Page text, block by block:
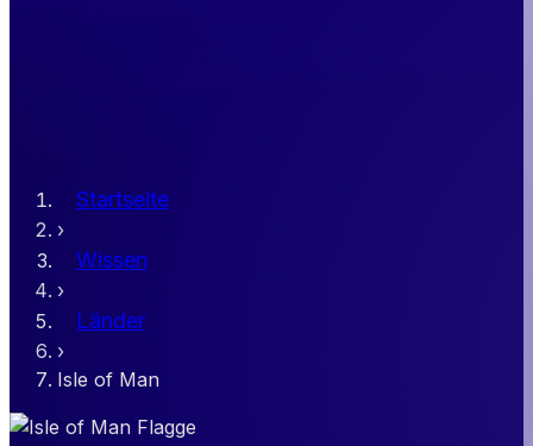
Startseite
›
Wissen
›
Länder
›
Isle of Man